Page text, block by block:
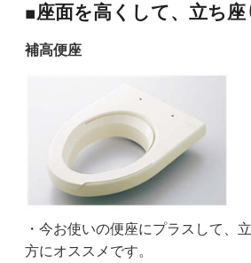
■座面を高くして、立ち座
補高便座
・今お使いの便座にプラスして、
方にオススメです。